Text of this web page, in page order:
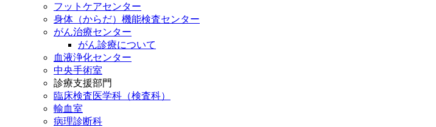
フットケアセンター
身体（からだ）機能検査センター
がん治療センター
がん診療について
血液浄化センター
中央手術室
診療支援部門
臨床検査医学科（検査科）
輸血室
病理診断科